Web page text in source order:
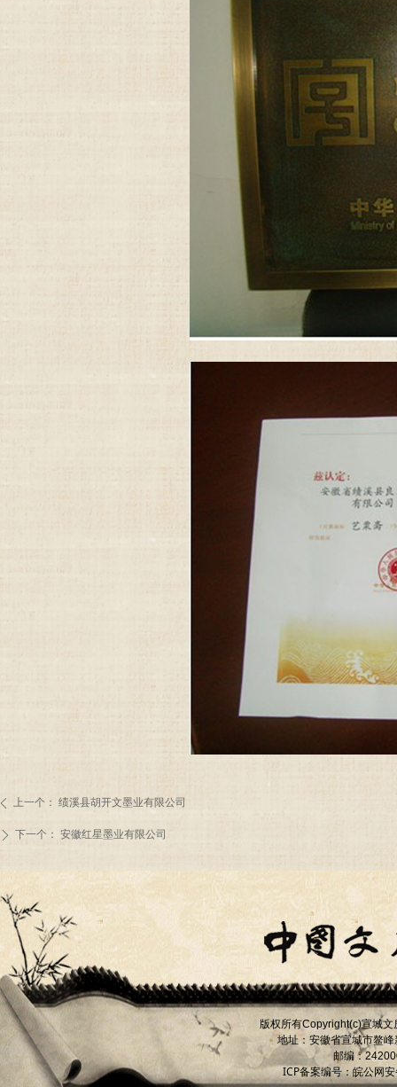
上一个： 绩溪县胡开文墨业有限公司
ꄲ 下一个： 安徽红星墨业有限公司
版权所有Copyright(c)宣城文
地址：安徽省宣城市鳌峰
邮编：
ICP备案编号： 皖公网